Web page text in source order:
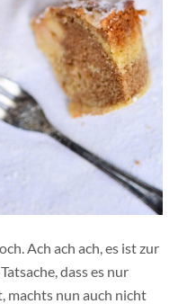
Ach ach ach, es ist zur
dass es nur
machts nun auch nicht